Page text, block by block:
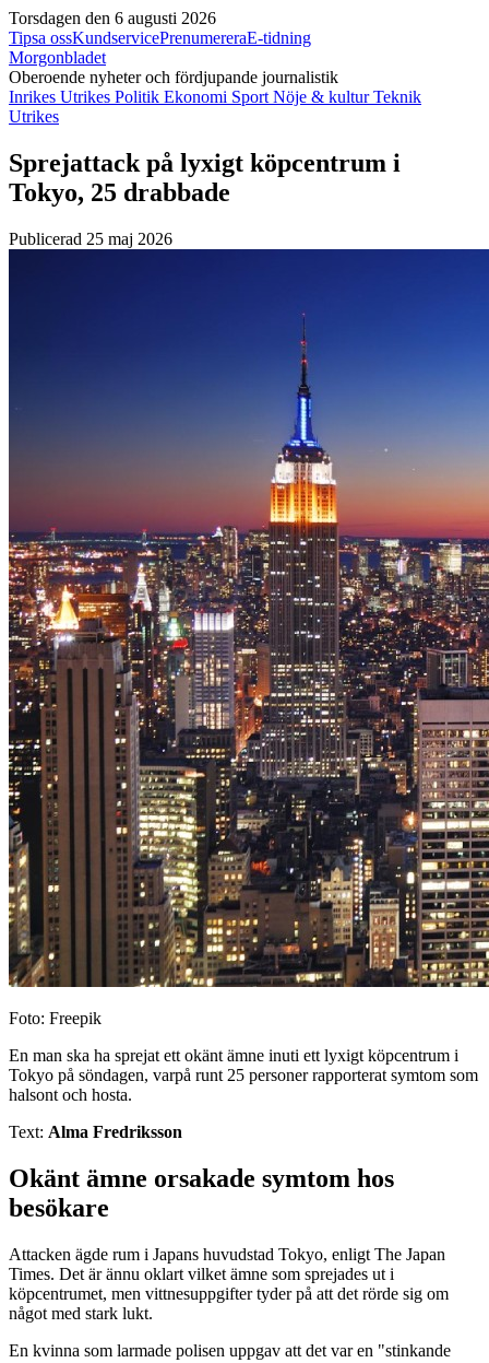
Torsdagen den 6 augusti 2026
Tipsa ossKundservicePrenumereraE-tidning
Morgonbladet
Oberoende nyheter och fördjupande journalistik
Inrikes Utrikes Politik Ekonomi Sport Nöje & kulturTeknik
Utrikes
Sprejattack på lyxigt köpcentrum i
Tokyo, 25 drabbade
Publicerad 25 maj 2026
Foto: Freepik
En man ska ha sprejat ett okänt ämne inuti ett lyxigt köpcentrum i
Tokyo på söndagen, varpå runt 25 personer rapporterat symtom som
halsont och hosta.
Text: Alma Fredriksson
Okänt ämne orsakade symtom hos
besökare
Attacken ägde rum i Japans huvudstad Tokyo, enligt The Japan
Times. Det är ännu oklart vilket ämne som sprejades ut i
köpcentrumet, men vittnesuppgifter tyder på att det rörde sig om
något med stark lukt.
En kvinna som larmade polisen uppgav att det var en "stinkande